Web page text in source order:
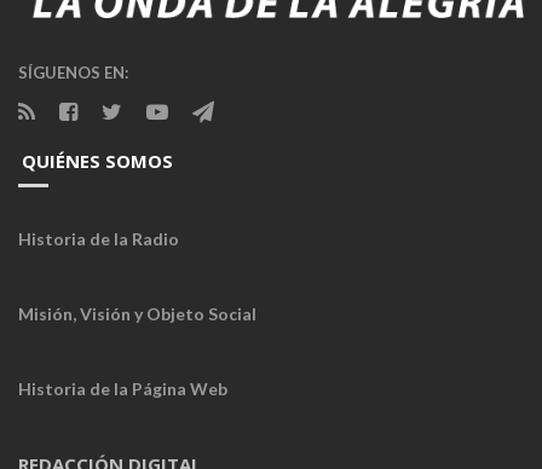
SÍGUENOS EN:
QUIÉNES SOMOS
Historia de la Radio
Misión, Visión y Objeto Social
Historia de la Página Web
REDACCIÓN DIGITAL